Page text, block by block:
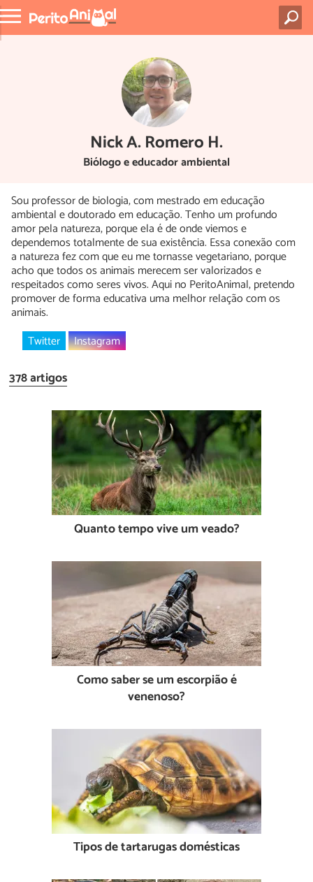
Nick A. Romero H.
Biólogo e educador ambiental
Sou professor de biologia, com mestrado em educação
ambiental e doutorado em educação. Tenho um profundo
amor pela natureza, porque ela é de onde viemos e
dependemos totalmente de sua existência. Essa conexão com
a natureza fez com que eu me tornasse vegetariano, porque
acho que todos os animais merecem ser valorizados e
respeitados como seres vivos. Aqui no PeritoAnimal, pretendo
promover de forma educativa uma melhor relação com os
animais.
Twitter
Instagram
378 artigos
Quanto tempo vive um veado?
Como saber se um escorpião é
venenoso?
Tipos de tartarugas domésticas